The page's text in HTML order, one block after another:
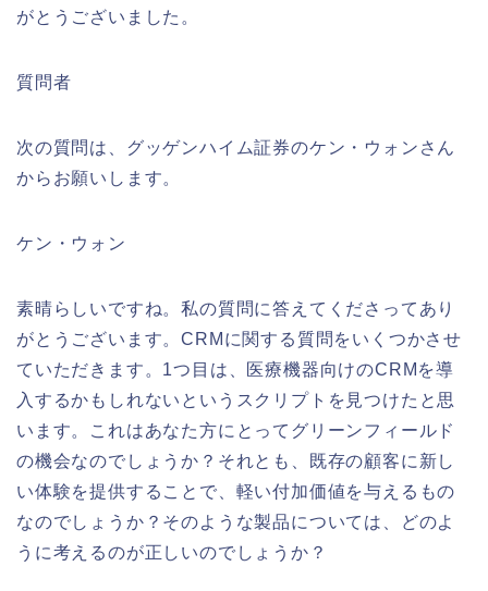
がとうございました。
質問者
次の質問は、グッゲンハイム証券のケン・ウォンさん
からお願いします。
ケン・ウォン
素晴らしいですね。私の質問に答えてくださってあり
がとうございます。CRMに関する質問をいくつかさせ
ていただきます。1つ目は、医療機器向けのCRMを導
入するかもしれないというスクリプトを見つけたと思
います。これはあなた方にとってグリーンフィールド
の機会なのでしょうか？それとも、既存の顧客に新し
い体験を提供することで、軽い付加価値を与えるもの
なのでしょうか？そのような製品については、どのよ
うに考えるのが正しいのでしょうか？